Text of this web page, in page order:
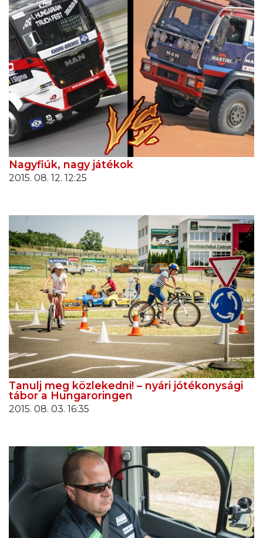
Nagyfiúk, nagy játékok
2015. 08. 12. 12:25
Tanulj meg közlekedni! – nyári jótékonysági
tábor a Hungaroringen
2015. 08. 03. 16:35